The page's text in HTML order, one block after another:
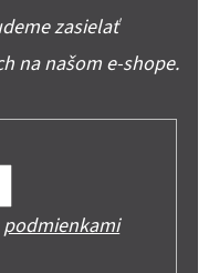
zasielať
na našom e-shope.
podmienkami